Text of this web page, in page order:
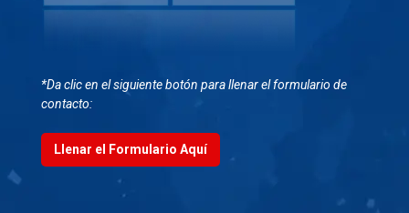
*Da clic en el siguiente botón para llenar el formulario de
contacto:
Llenar el Formulario Aquí